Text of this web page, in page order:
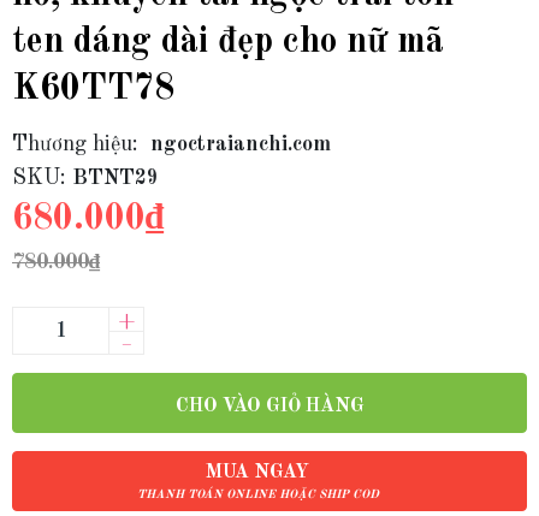
ten dáng dài đẹp cho nữ mã
K60TT78
Thương hiệu:
ngoctraianchi.com
SKU: BTNT29
680.000₫
780.000₫
–
+
CHO VÀO GIỎ HÀNG
MUA NGAY
THANH TOÁN ONLINE HOẶC SHIP COD